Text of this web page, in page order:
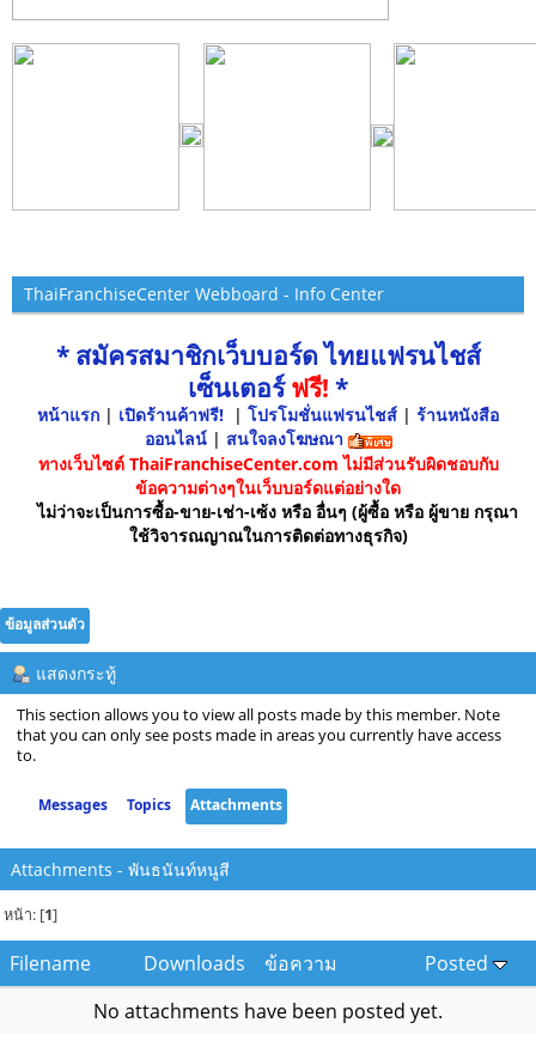
ThaiFranchiseCenter Webboard - Info Center
* สมัครสมาชิกเว็บบอร์ด ไทยแฟรนไชส์
เซ็นเตอร์ฟรี! *
หน้าแรก | เปิดร้านค้าฟรี! | โปรโมชั่นแฟรนไชส์ | ร้านหนังสือ
ออนไลน์ | สนใจลงโฆษณา
ทางเว็บไซต์ ThaiFranchiseCenter.com ไม่มีส่วนรับผิดชอบกับ
ข้อความต่างๆในเว็บบอร์ดแต่อย่างใด
ไม่ว่าจะเป็นการซื้อ-ขาย-เช่า-เซ้ง หรือ อื่นๆ (ผู้ซื้อ หรือ ผู้ขาย กรุณา
ใช้วิจารณญาณในการติดต่อทางธุรกิจ)
ข้อมูลส่วนตัว
แสดงกระทู้
This section allows you to view all posts made by this member. Note
that you can only see posts made in areas you currently have access
to.
Messages Topics Attachments
Attachments - พันธนันท์หนูสี
หน้า: [1]
Filename Downloads ข้อความ
Posted
No attachments have been posted yet.